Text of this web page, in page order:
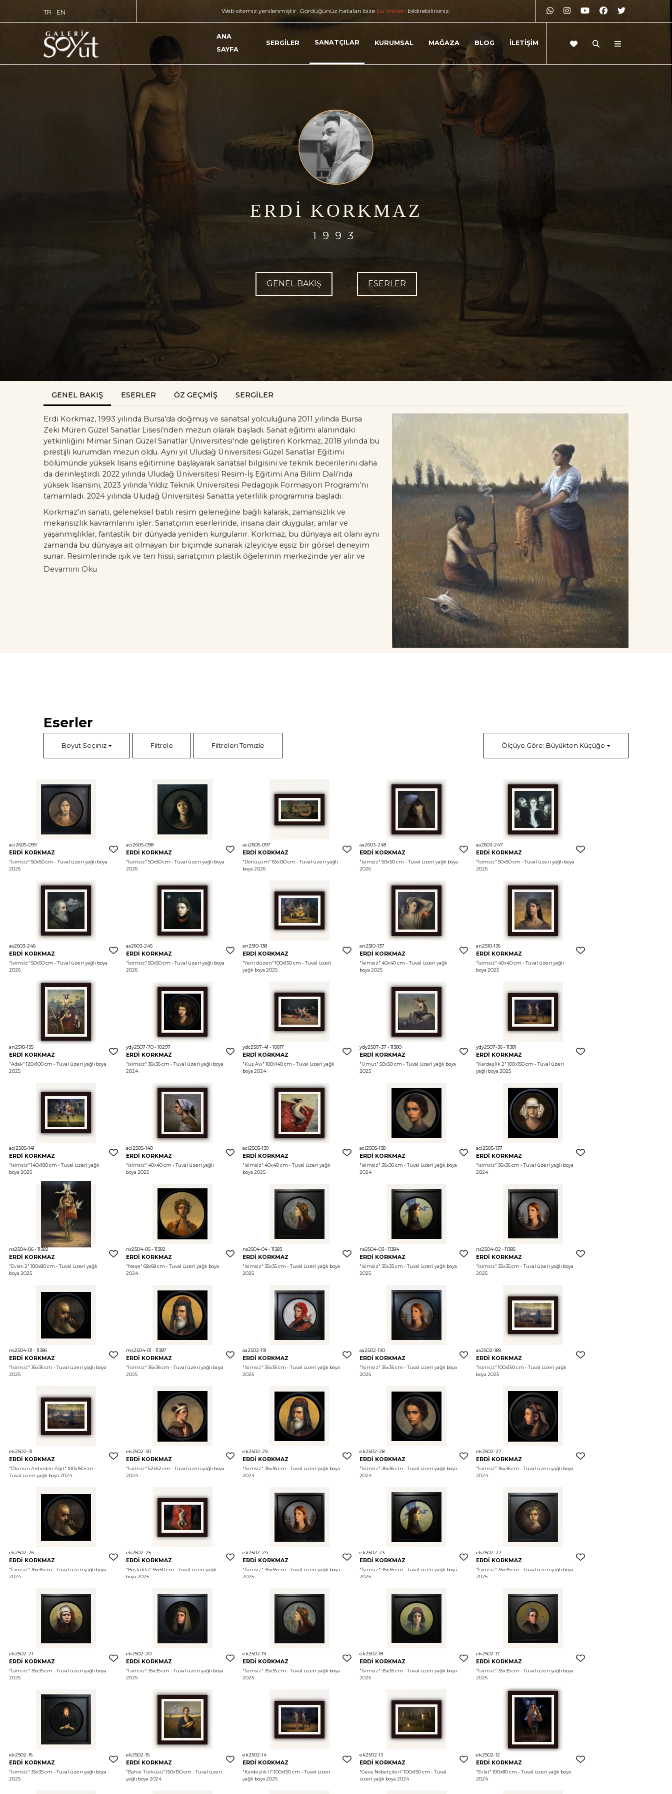
TR EN Web sitemiz yenilenmiştir. Gördüğünüz hataları bize bu linkten bildirebilirsiniz.
ANA
SAYFA
SERGİLER SANATÇILAR KURUMSAL MAĞAZA BLOG İLETİŞİM
ERDİ KORKMAZ
1993
GENEL BAKIŞ ESERLER
GENEL BAKIŞ ESERLER ÖZ GEÇMİŞ SERGİLER
Erdi Korkmaz, 1993 yılında Bursa'da doğmuş ve sanatsal yolculuğuna 2011 yılında Bursa
Zeki Müren Güzel Sanatlar Lisesi’nden mezun olarak başladı. Sanat eğitimi alanındaki
yetkinliğini Mimar Sinan Güzel Sanatlar Üniversitesi'nde geliştiren Korkmaz, 2018 yılında bu
prestijli kurumdan mezun oldu. Aynı yıl Uludağ Üniversitesi Güzel Sanatlar Eğitimi
bölümünde yüksek lisans eğitimine başlayarak sanatsal bilgisini ve teknik becerilerini daha
da derinleştirdi. 2022 yılında Uludağ Üniversitesi Resim-İş Eğitimi Ana Bilim Dalı’nda
yüksek lisansını, 2023 yılında Yıldız Teknik Üniversitesi Pedagojik Formasyon Programı’nı
tamamladı. 2024 yılında Uludağ Üniversitesi Sanatta yeterlilik programına başladı.
Korkmaz'ın sanatı, geleneksel batılı resim geleneğine bağlı kalarak, zamansızlık ve
mekansızlık kavramlarını işler. Sanatçının eserlerinde, insana dair duygular, anılar ve
yaşanmışlıklar, fantastik bir dünyada yeniden kurgulanır. Korkmaz, bu dünyaya ait olanı aynı
zamanda bu dünyaya ait olmayan bir biçimde sunarak izleyiciye eşsiz bir görsel deneyim
sunar. Resimlerinde ışık ve ten hissi, sanatçının plastik öğelerinin merkezinde yer alır ve
izleyiciyi eserin derinliklerine çeker.
Devamını Oku
Eserler
Boyut Seçiniz Filtrele Filtreleri Temizle Ölçüye Göre: Büyükten Küçüğe
aci2605-099
ERDİ KORKMAZ
"İsimsiz" 50x50 cm - Tuval üzeri yağlı boya
2026
aci2605-098
ERDİ KORKMAZ
"İsimsiz" 50x50 cm - Tuval üzeri yağlı boya
2026
aci2605-097
ERDİ KORKMAZ
"Dönüşüm" 65x130 cm - Tuval üzeri yağlı
boya 2026
aa2603-248
ERDİ KORKMAZ
"İsimsiz" 50x50 cm - Tuval üzeri yağlı boya
2026
aa2603-247
ERDİ KORKMAZ
"İsimsiz" 50x50 cm - Tuval üzeri yağlı boya
2026
aa2603-246
ERDİ KORKMAZ
"İsimsiz" 50x50 cm - Tuval üzeri yağlı boya
2026
aa2603-245
ERDİ KORKMAZ
"İsimsiz" 50x50 cm - Tuval üzeri yağlı boya
2026
an2510-138
ERDİ KORKMAZ
"Yeni düzen" 100x150 cm - Tuval üzeri
yağlı boya 2025
an2510-137
ERDİ KORKMAZ
"İsimsiz" 40x40 cm - Tuval üzeri yağlı
boya 2025
an2510-136
ERDİ KORKMAZ
"İsimsiz" 40x40 cm - Tuval üzeri yağlı
boya 2025
an2510-135
ERDİ KORKMAZ
"Adak" 120x100 cm - Tuval üzeri yağlı boya
2025
ydy2507-70 - 10297
ERDİ KORKMAZ
"isimsiz" 36x36 cm - Tuval üzeri yağlı boya
2024
ydc2507-41 - 10617
ERDİ KORKMAZ
"Kuş Avı" 100x140 cm - Tuval üzeri yağlı
boya 2024
ydy2507-37 - 11380
ERDİ KORKMAZ
"Umut" 50x50 cm - Tuval üzeri yağlı boya
2025
ydy2507-36 - 11381
ERDİ KORKMAZ
"Kardeşlik 2" 100x150 cm - Tuval üzeri
yağlı boya 2025
aci2505-141
ERDİ KORKMAZ
"İsimsiz" 140x180 cm - Tuval üzeri yağlı
boya 2025
aci2505-140
ERDİ KORKMAZ
"İsimsiz" 40x40 cm - Tuval üzeri yağlı
boya 2025
aci2505-139
ERDİ KORKMAZ
"İsimsiz" 40x40 cm - Tuval üzeri yağlı
boya 2025
aci2505-138
ERDİ KORKMAZ
"İsimsiz" 36x36 cm - Tuval üzeri yağlı boya
2024
aci2505-137
ERDİ KORKMAZ
"İsimsiz" 36x36 cm - Tuval üzeri yağlı boya
2024
ns2504-06 - 11382
ERDİ KORKMAZ
"Evlat-2" 100x80 cm - Tuval üzeri yağlı
boya 2025
ns2504-05 - 11382
ERDİ KORKMAZ
"Neşe" 68x68 cm - Tuval üzeri yağlı boya
2024
ns2504-04 - 11383
ERDİ KORKMAZ
"İsimsiz" 35x35 cm - Tuval üzeri yağlı boya
2025
ns2504-03 - 11384
ERDİ KORKMAZ
"İsimsiz" 35x35 cm - Tuval üzeri yağlı boya
2025
ns2504-02 - 11385
ERDİ KORKMAZ
"İsimsiz" 35x35 cm - Tuval üzeri yağlı boya
2025
ns2504-01 - 11386
ERDİ KORKMAZ
"İsimsiz" 36x36 cm - Tuval üzeri yağlı boya
2025
ms2504-01 - 11387
ERDİ KORKMAZ
"İsimsiz" 36x36 cm - Tuval üzeri yağlı boya
2025
aa2502-191
ERDİ KORKMAZ
"İsimsiz" 35x35 cm - Tuval üzeri yağlı boya
2025
aa2502-190
ERDİ KORKMAZ
"İsimsiz" 35x35 cm - Tuval üzeri yağlı boya
2025
aa2502-189
ERDİ KORKMAZ
"İsimsiz" 100x150 cm - Tuval üzeri yağlı
boya 2025
ek2502-31
ERDİ KORKMAZ
"Ölünün Ardından Ağıt" 100x150 cm -
Tuval üzeri yağlı boya 2024
ek2502-30
ERDİ KORKMAZ
"İsimsiz" 52x52 cm - Tuval üzeri yağlı boya
2024
ek2502-29
ERDİ KORKMAZ
"İsimsiz" 36x36 cm - Tuval üzeri yağlı boya
2024
ek2502-28
ERDİ KORKMAZ
"İsimsiz" 36x36 cm - Tuval üzeri yağlı boya
2024
ek2502-27
ERDİ KORKMAZ
"İsimsiz" 36x36 cm - Tuval üzeri yağlı boya
2024
ek2502-26
ERDİ KORKMAZ
"İsimsiz" 36x36 cm - Tuval üzeri yağlı boya
2024
ek2502-25
ERDİ KORKMAZ
"Boşlukta" 35x50 cm - Tuval üzeri yağlı
boya 2025
ek2502-24
ERDİ KORKMAZ
"İsimsiz" 35x35 cm - Tuval üzeri yağlı boya
2025
ek2502-23
ERDİ KORKMAZ
"İsimsiz" 35x35 cm - Tuval üzeri yağlı boya
2025
ek2502-22
ERDİ KORKMAZ
"İsimsiz" 35x35 cm - Tuval üzeri yağlı boya
2025
ek2502-21
ERDİ KORKMAZ
"İsimsiz" 35x35 cm - Tuval üzeri yağlı boya
2025
ek2502-20
ERDİ KORKMAZ
"İsimsiz" 35x35 cm - Tuval üzeri yağlı boya
2025
ek2502-19
ERDİ KORKMAZ
"İsimsiz" 35x35 cm - Tuval üzeri yağlı boya
2025
ek2502-18
ERDİ KORKMAZ
"İsimsiz" 35x35 cm - Tuval üzeri yağlı boya
2025
ek2502-17
ERDİ KORKMAZ
"İsimsiz" 35x35 cm - Tuval üzeri yağlı boya
2025
ek2502-16
ERDİ KORKMAZ
"İsimsiz" 35x35 cm - Tuval üzeri yağlı boya
2025
ek2502-15
ERDİ KORKMAZ
"Bahar Türküsü" 150x150 cm - Tuval üzeri
yağlı boya 2024
ek2502-14
ERDİ KORKMAZ
"Kardeşlik II" 100x150 cm - Tuval üzeri
yağlı boya 2025
ek2502-13
ERDİ KORKMAZ
"Gece Nöbetçileri" 100x150 cm - Tuval
üzeri yağlı boya 2024
ek2502-12
ERDİ KORKMAZ
"Evlat" 100x80 cm - Tuval üzeri yağlı boya
2024